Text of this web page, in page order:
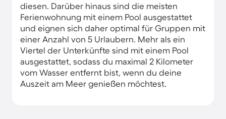
diesen. Darüber hinaus sind die meisten
Ferienwohnung mit einem Pool ausgestattet
und eignen sich daher optimal für Gruppen mit
einer Anzahl von 5 Urlaubern. Mehr als ein
Viertel der Unterkünfte sind mit einem Pool
ausgestattet, sodass du maximal 2 Kilometer
vom Wasser entfernt bist, wenn du deine
Auszeit am Meer genießen möchtest.